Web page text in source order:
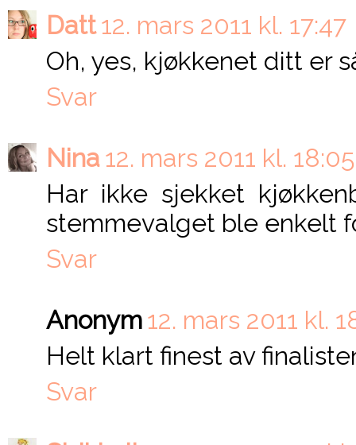
Datt12. mars 2011 kl. 17:47
Oh, yes, kjøkkenet ditt er
Svar
Nina12. mars 2011 kl. 18:05
Har ikke sjekket
stemmevalget ble enkelt
Svar
Anonym12. mars 2011 kl.
Helt klart finest av
Svar